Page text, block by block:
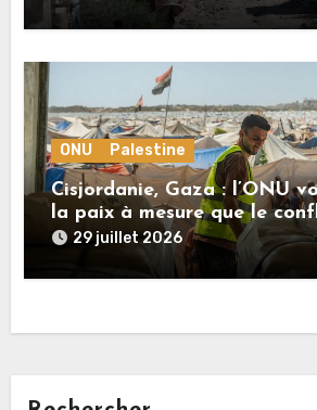
ONU Palestine
Cisjordanie, Gaza : l’ONU
la paix à mesure que le
de visage
29 juillet 2026